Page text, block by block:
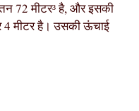
72 मीटर³ है, और इसकी
4 मीटर है। उसकी ऊंचाई